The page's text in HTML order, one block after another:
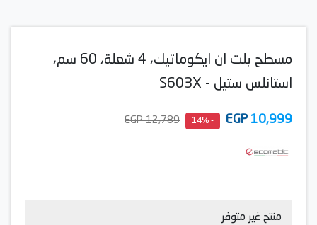
مسطح بلت ان ايكوماتيك، 4 شعلة، 60 سم،
استانلس ستيل - S603X
10,999
EGP
- 14%
12,789 EGP
منتج غير متوفر